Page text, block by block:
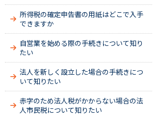
所得税の確定申告書の用紙はどこで入手
できますか
自営業を始める際の手続きについて知り
たい
法人を新しく設立した場合の手続きにつ
いて知りたい
赤字のため法人税がかからない場合の法
人市民税について知りたい